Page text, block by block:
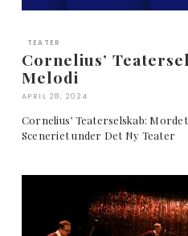
TEATER
Cornelius’
Melodi
APRIL 28, 2024
Cornelius’ Teaterselskab:
Sceneriet under Det Ny